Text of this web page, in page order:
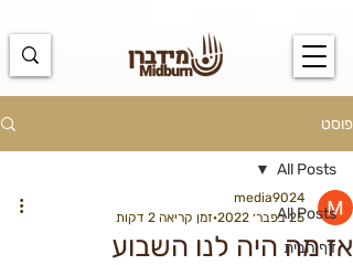
פוסט
All Posts
דף הבית
All Posts
אז מה היה לנו השבוע
media9024
25 בפבר׳ 2022
זמן קריאה 2 דקות